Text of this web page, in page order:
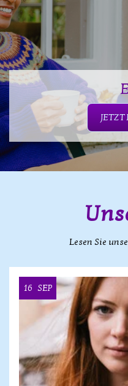
JETZT
Lesen Sie
16 SEP